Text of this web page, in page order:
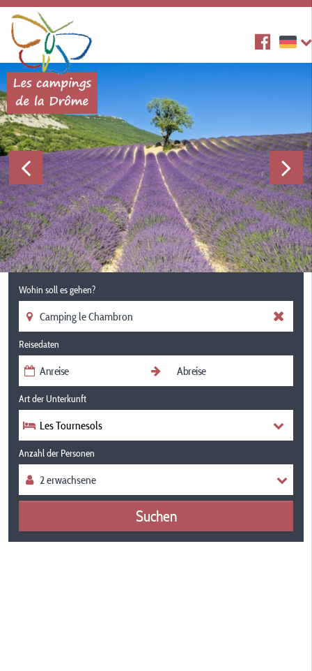
Wohin soll es gehen?
Reisedaten
Art der Unterkunft
Les Tournesols
Anzahl der Personen
Suchen